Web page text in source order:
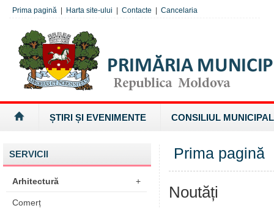
Prima pagină Harta site-ului Contacte Cancelaria
ȘTIRI ȘI EVENIMENTE CONSILIUL MUNICIPAL
SERVICII
Arhitectură +
Comerț
Prima pagină
Noutăți